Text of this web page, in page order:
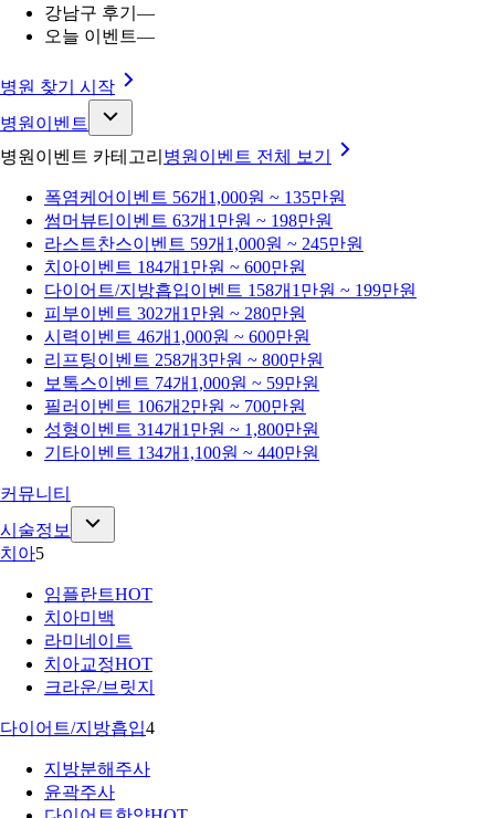
강남구 후기 —
오늘 이벤트—
병원 찾기 시작
병원이벤트
병원이벤트 카테고리 병원이벤트 전체 보기
폭염케어 이벤트 56개 1,000원 ~ 135만원
썸머뷰티 이벤트 63개 1만원 ~ 198만원
라스트찬스이벤트 59개 1,000원 ~ 245만원
치아이벤트 184개 1만원 ~ 600만원
다이어트/지방흡입이벤트 158개 1만원 ~ 199만원
피부이벤트 302개 1만원 ~ 280만원
시력이벤트 46개 1,000원 ~ 600만원
리프팅이벤트 258개3만원 ~ 800만원
보톡스이벤트 74개 1,000원 ~ 59만원
필러 이벤트 106개 2만원 ~ 700만원
성형이벤트 314개 1만원 ~ 1,800만원
기타이벤트 134개 1,100원 ~ 440만원
커뮤니티
시술정보
치아5
임플란트HOT
치아미백
라미네이트
치아교정HOT
크라운/브릿지
다이어트/지방흡입4
지방분해주사
윤곽주사